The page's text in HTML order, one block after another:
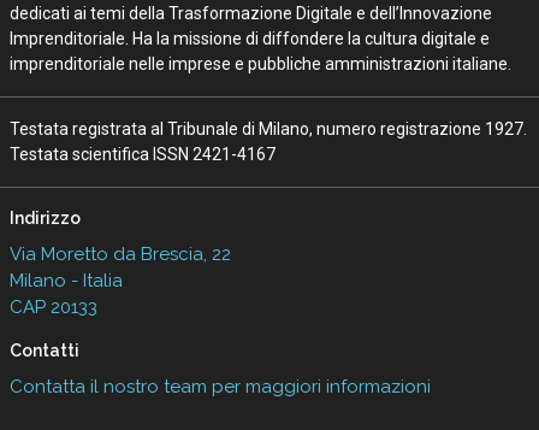
dedicati ai temi della Trasformazione Digitale e dell’Innovazione
Imprenditoriale. Ha la missione di diffondere la cultura digitale e
imprenditoriale nelle imprese e pubbliche amministrazioni italiane.
Testata registrata al Tribunale di Milano, numero registrazione 1927.
Testata scientifica ISSN 2421-4167
Indirizzo
Via Moretto da Brescia, 22
Milano - Italia
CAP 20133
Contatti
Contatta il nostro team per maggiori informazioni